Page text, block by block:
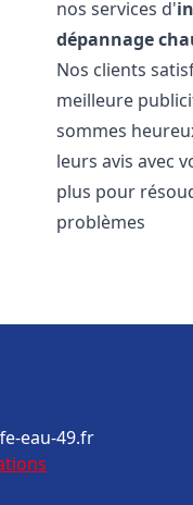
nos services d'
dépannage
Nos clients
meilleure
sommes
leurs avis avec
plus pour
problèmes
eau-49.fr